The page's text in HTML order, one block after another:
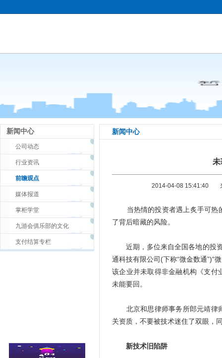
新闻中心
公司动态
行业资讯
前瞻观点
媒体报道
掌柜学堂
九游会俱乐部的文化
支付结算专栏
新闻中心
未
2014-04-08 15:41:40
当热情的投资者遇上炙手可热的
了背后暗藏的风险。
近期，多位来自全国各地的投资
通科技有限公司(下称“微金数通”)“
该企业并未取得非金融机构《支付
未能要回。
北京和思律师事务所郎元靖律师
关资质，不要被技术迷住了双眼，
新技术旧陷阱